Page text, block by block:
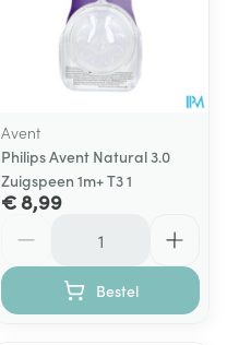
Avent
Philips Avent Natural 3.0
Zuigspeen 1m+ T3 1
€ 8,99
Bestel